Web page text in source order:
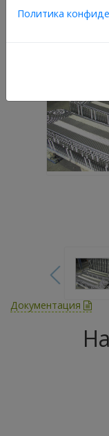
обеспечена
Документация
Политика